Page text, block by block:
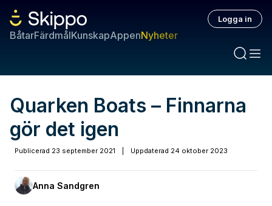
BåtarFärdmålKunskapAppenNyheter
Logga in
Quarken Boats – Finnarna
gör det igen
Publicerad 23 september 2021 Uppdaterad 24 oktober 2023
Anna Sandgren